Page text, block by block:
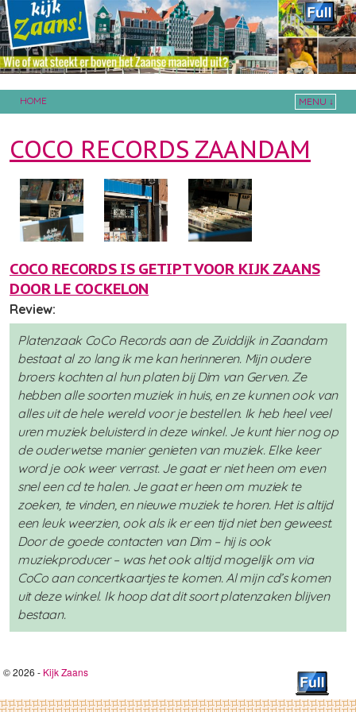
HOME
MENU ↓
COCO RECORDS ZAANDAM
COCO RECORDS IS GETIPT VOOR KIJK ZAANS
DOOR LE COCKELON
Review:
Platenzaak CoCo Records aan de Zuiddijk in Zaandam
bestaat al zo lang ik me kan herinneren. Mijn oudere
broers kochten al hun platen bij Dim van Gerven. Ze
hebben alle soorten muziek in huis, en ze kunnen ook van
alles uit de hele wereld voor je bestellen. Ik heb heel veel
uren muziek beluisterd in deze winkel. Je kunt hier nog op
de ouderwetse manier genieten van muziek. Elke keer
word je ook weer verrast. Je gaat er niet heen om even
snel een cd te halen. Je gaat er heen om muziek te
zoeken, te vinden, en nieuwe muziek te horen. Het is altijd
een leuk weerzien, ook als ik er een tijd niet ben geweest.
Door de goede contacten van Dim – hij is ook
muziekproducer – was het ook altijd mogelijk om via
CoCo aan concertkaartjes te komen. Al mijn cd’s komen
uit deze winkel. Ik hoop dat dit soort platenzaken blijven
bestaan.
© 2026 - Kijk Zaans